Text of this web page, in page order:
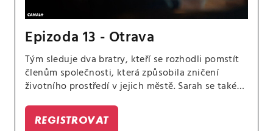
Epizoda 13 - Otrava
Tým sleduje dva bratry, kteří se rozhodli pomstít
členům společnosti, která způsobila zničení
životního prostředí v jejich městě. Sarah se také
včetně Jessiny sestry Louise.
REGISTROVAT